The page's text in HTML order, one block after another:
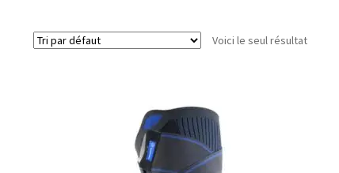
Voici le seul résultat